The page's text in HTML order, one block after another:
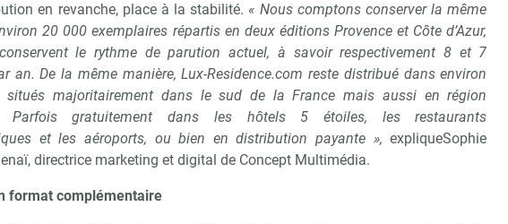
en revanche, place à la stabilité. « Nous comptons conserver la même
20 000 exemplaires répartis en deux éditions Provence et Côte d’Azur,
le rythme de parution actuel, à savoir respectivement 8 et 7
an. De la même manière, Lux-Residence.com reste distribué dans environ
situés majoritairement dans le sud de la France mais aussi en région
Parfois gratuitement dans les hôtels 5 étoiles, les restaurants
et les aéroports, ou bien en distribution payante », expliqueSophie
directrice marketing et digital de Concept Multimédia.
format complémentaire
Recevoir Immo Matin